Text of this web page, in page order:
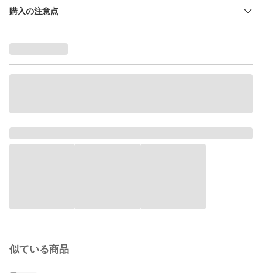
購入の注意点
似ている商品